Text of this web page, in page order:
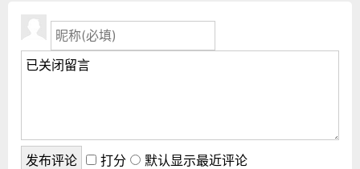
打分 默认显示最近评论